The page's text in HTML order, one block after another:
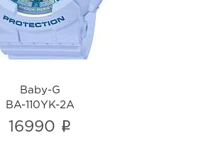
Baby-G
BA-110YK-2A
16990 i